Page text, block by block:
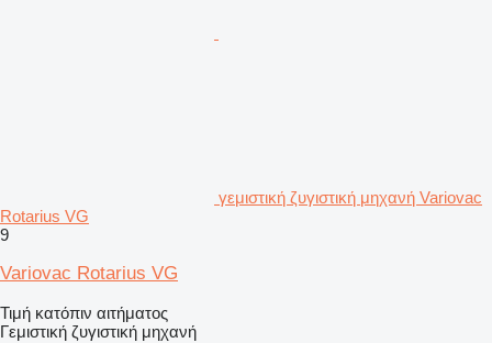
γεμιστική ζυγιστική μηχανή Variovac
Rotarius VG
9
Variovac Rotarius VG
Τιμή κατόπιν αιτήματος
Γεμιστική ζυγιστική μηχανή